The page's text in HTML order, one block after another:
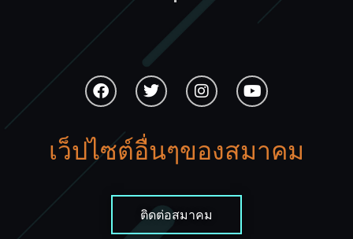
เว็ปไซต์อื่นๆของสมาคม
ติดต่อสมาคม